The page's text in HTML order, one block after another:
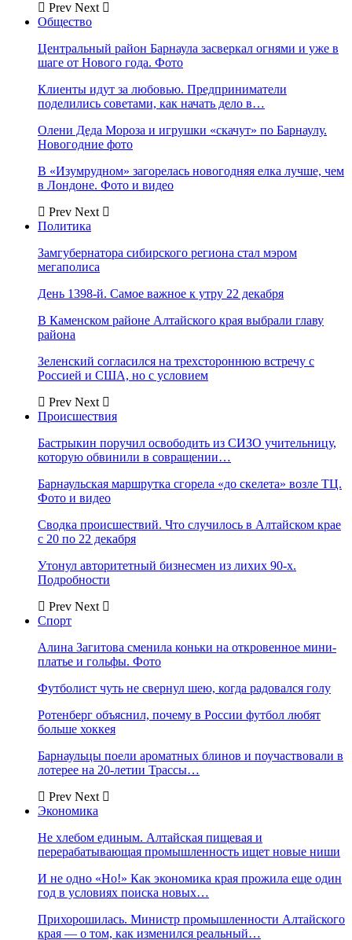
Prev Next
Общество
Центральный район Барнаула засверкал огнями и уже в
шаге от Нового года. Фото
Клиенты идут за любовью. Предприниматели
поделились советами, как начать дело в…
Олени Деда Мороза и игрушки «скачут» по Барнаулу.
Новогодние фото
В «Изумрудном» загорелась новогодняя елка лучше, чем
в Лондоне. Фото и видео
Prev Next
Политика
Замгубернатора сибирского региона стал мэром
мегаполиса
День 1398-й. Самое важное к утру 22 декабря
В Каменском районе Алтайского края выбрали главу
района
Зеленский согласился на трехстороннюю встречу с
Россией и США, но с условием
Prev Next
Происшествия
Бастрыкин поручил освободить из СИЗО учительницу,
которую обвинили в совращении…
Барнаульская маршрутка сгорела «до скелета» возле ТЦ.
Фото и видео
Сводка происшествий. Что случилось в Алтайском крае
с 20 по 22 декабря
Утонул авторитетный бизнесмен из лихих 90-х.
Подробности
Prev Next
Спорт
Алина Загитова сменила коньки на откровенное мини-
платье и гольфы. Фото
Футболист чуть не свернул шею, когда радовался голу
Ротенберг объяснил, почему в России футбол любят
больше хоккея
Барнаульцы поели ароматных блинов и поучаствовали в
лотерее на 20-летии Трассы…
Prev Next
Экономика
Не хлебом единым. Алтайская пищевая и
перерабатывающая промышленность ищет новые ниши
И не одно «Но!» Как экономика края прожила еще один
год в условиях поиска новых…
Прихорошилась. Министр промышленности Алтайского
края — о том, как изменился реальный…